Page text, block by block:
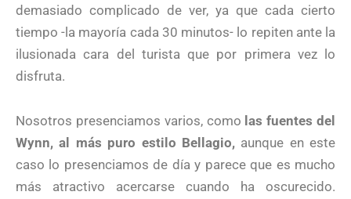
demasiado complicado de ver, ya que cada cierto
tiempo -la mayoría cada 30 minutos- lo repiten ante la
ilusionada cara del turista que por primera vez lo
disfruta.
Nosotros presenciamos varios, como las fuentes del
Wynn, al más puro estilo Bellagio,aunque en este
caso lo presenciamos de día y parece que es mucho
más atractivo acercarse cuando ha oscurecido.